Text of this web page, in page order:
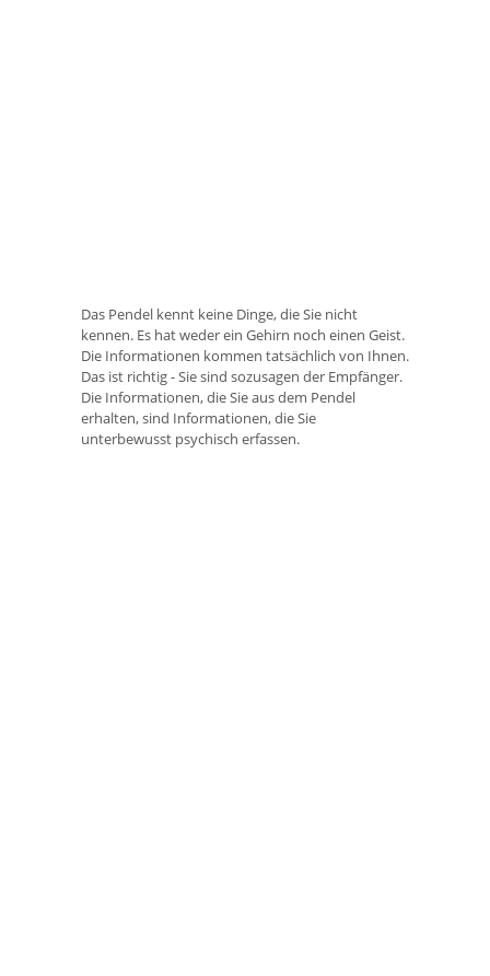
Das Pendel kennt keine Dinge, die Sie nicht
kennen. Es hat weder ein Gehirn noch einen Geist.
Die Informationen kommen tatsächlich von Ihnen.
Das ist richtig - Sie sind sozusagen der Empfänger.
Die Informationen, die Sie aus dem Pendel
erhalten, sind Informationen, die Sie
unterbewusst psychisch erfassen.